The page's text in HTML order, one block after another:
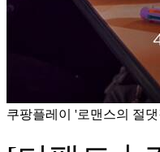
쿠팡플레이 '로맨스의 절